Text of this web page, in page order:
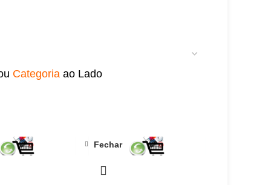
Categoria ao Lado
Fechar
ORCAMENTO RÁPIDO